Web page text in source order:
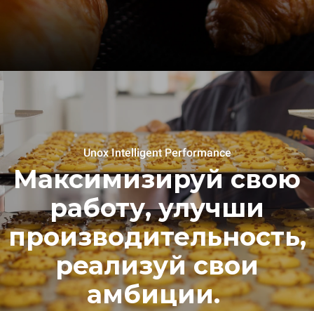
Unox Intelligent Performance
Максимизируй свою
работу, улучши
производительность,
реализуй свои
амбиции.